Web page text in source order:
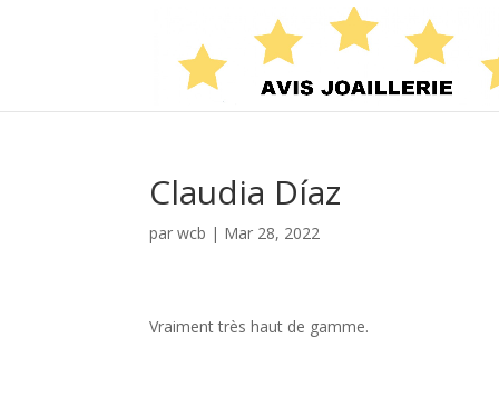
Claudia Díaz
parwcb | Mar 28, 2022
Vraiment très haut de gamme.